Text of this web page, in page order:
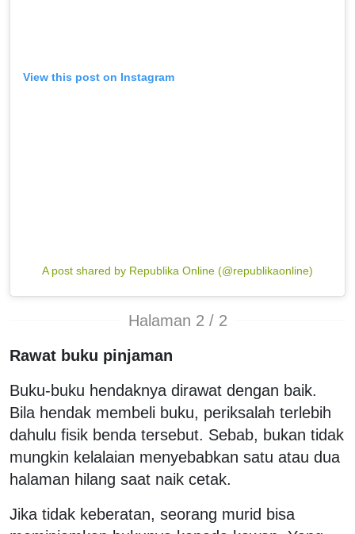
View this post on Instagram
A post shared by Republika Online (@republikaonline)
Halaman 2 / 2
Rawat buku pinjaman
Buku-buku hendaknya dirawat dengan baik.
Bila hendak membeli buku, periksalah terlebih
dahulu fisik benda tersebut. Sebab, bukan tidak
mungkin kelalaian menyebabkan satu atau dua
halaman hilang saat naik cetak.
Jika tidak keberatan, seorang murid bisa